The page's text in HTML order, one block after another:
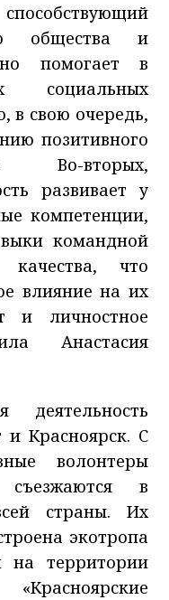
общества и
помогает в
социальных
в свою очередь,
позитивного
Во-вторых,
развивает у
компетенции,
командной
что
влияние на их
и личностное
Анастасия
деятельность
и Красноярск. С
волонтеры
в
страны. Их
экотропа
на территории